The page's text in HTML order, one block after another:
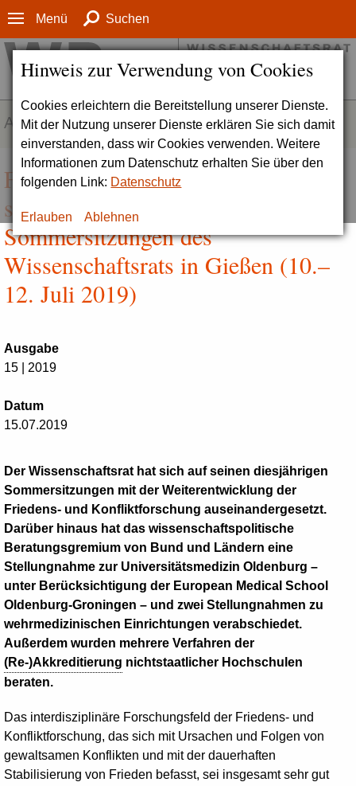
Hinweis zur Verwendung von Cookies
Cookies erleichtern die Bereitstellung unserer Dienste.
Mit der Nutzung unserer Dienste erklären Sie sich damit
einverstanden, dass wir Cookies verwenden. Weitere
Informationen zum Datenschutz erhalten Sie über den
folgenden Link: Datenschutz
Erlauben Ablehnen
Menü Suchen
AKTUELLES
Friedens- und Konfliktforschung
stärken | Ergebnisse der
Sommersitzungen des
Wissenschaftsrats in Gießen (10.–
12. Juli 2019)
Ausgabe
15 | 2019
Datum
15.07.2019
Der Wissenschaftsrat hat sich auf seinen diesjährigen
Sommersitzungen mit der Weiter­entwicklung der
Friedens- und Konfliktforschung auseinandergesetzt.
Darüber hinaus hat das wissenschaftspolitische
Beratungsgremium von Bund und Ländern eine
Stellungnahme zur Universitätsmedizin Oldenburg –
unter Berücksichtigung der European Medical School
Oldenburg-Groningen – und zwei Stellungnahmen zu
wehrmedizinischen Einrichtungen verabschiedet.
Außerdem wurden mehrere Verfahren der
(Re-)Akkreditierung nichtstaatlicher Hochschulen
beraten.
Das interdisziplinäre Forschungsfeld der Friedens- und
Konfliktforschung, das sich mit Ursachen und Folgen von
gewaltsamen Konflikten und mit der dauerhaften
Stabilisierung von Frieden befasst, sei insgesamt sehr gut